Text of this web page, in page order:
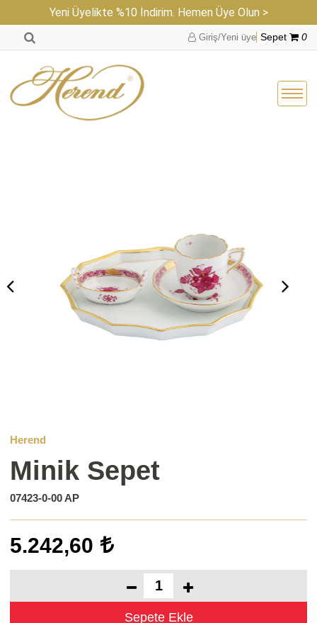
Yeni Üyelikte %10 İndirim. Hemen Üye Olun >
Giriş/Yeni üye Sepet 0
Herend
Minik Sepet
07423-0-00 AP
5.242,60